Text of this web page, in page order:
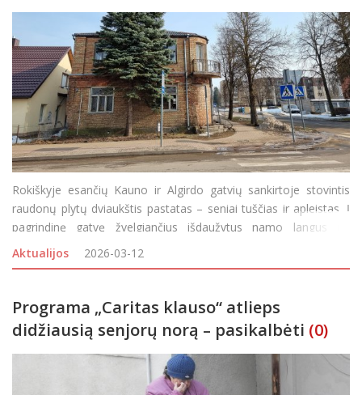
Rokiškyje esančių Kauno ir Algirdo gatvių sankirtoje stovintis
raudonų plytų dviaukštis pastatas – seniai tuščias ir apleistas. Į
pagrindinę gatvę žvelgiančius išdaužytus namo langus ne
vienerius metus šiek tiek slėpė šalimais augantys alyvų krūmai,
ku
Aktualijos 2026-03-12
Programa „Caritas klauso“ atlieps
didžiausią senjorų norą – pasikalbėti (0)